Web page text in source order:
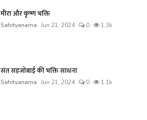
मीरा और कृष्ण भक्ति
Sahityanama Jun 21, 2024 0 1.3k
संत सहजोबाई की भक्ति साधना
Sahityanama Jun 21, 2024 0 1.1k